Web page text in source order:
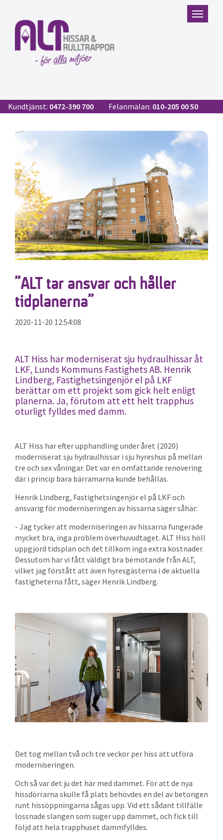
Kundtjänst: 0472-390 700 Felanmälan: 010-205 00 50
”ALT tar ansvar och håller
tidplanerna”
2020-11-20 12:54:08
ALT Hiss har moderniserat sju hydraulhissar åt
LKF, Lunds Kommuns Fastighets AB. Henrik
Lindberg, Fastighetsingenjör el på LKF
berättar om ett projekt som gick helt enligt
planerna. Ja, förutom att ett helt trapphus
oturligt fylldes med damm.
ALT Hiss har efter upphandling under året (2020)
moderniserat sju hydraulhissar i sju hyreshus på mellan
tre och sex våningar. Det var en omfattande renovering
där i princip bara bärramarna kunde behållas.
Henrik Lindberg, Fastighetsingenjör el på LKF och
ansvarig för moderniseringen av hissarna säger såhär:
- Jag tycker att moderniseringen av hissarna fungerade
mycket bra, inga problem överhuvudtaget. ALT Hiss höll
uppgjord tidsplan och det tillkom inga extra kostnader.
Dessutom har vi fått väldigt bra bemötande från ALT,
vilket jag förstått att även hyresgästerna i de aktuella
fastigheterna fått, säger Henrik Lindberg.
Det tog mellan två och tre veckor per hiss att utföra
moderniseringen.
Och så var det ju det här med dammet. För att de nya
hissdörrarna skulle få plats behövdes en del av betongen
runt hissöppningarna sågas upp. Vid ett sådant tillfälle
lossnade slangen som suger upp dammet, och fick till
följd att hela trapphuset dammfylldes.